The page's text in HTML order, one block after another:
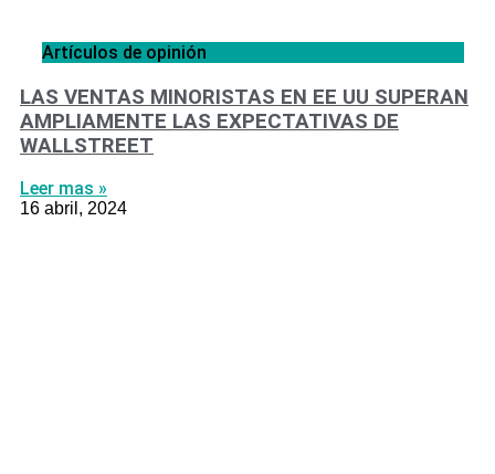
Artículos de opinión
LAS VENTAS MINORISTAS EN EE UU SUPERAN
AMPLIAMENTE LAS EXPECTATIVAS DE
WALLSTREET
Leer mas »
16 abril, 2024